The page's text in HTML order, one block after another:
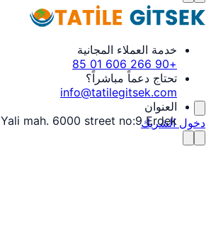
دخول الشريك
خدمة العملاء المجانية
+90 266 606 01 85
تحتاج دعماً مباشراً؟
info@tatilegitsek.com
العنوان
Yali mah. 6000 street no:9 Erdek